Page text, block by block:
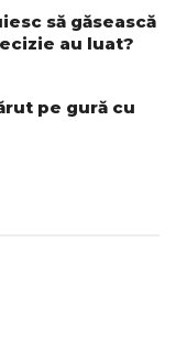
să găsească
au luat?
pe gură cu